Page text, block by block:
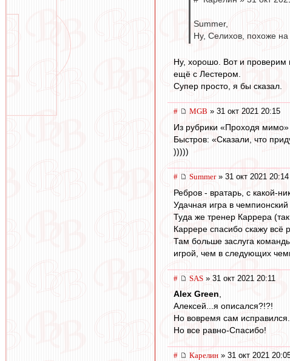
Summer,
Ну, Селихов, похоже на
Ну, хорошо. Вот и проверим
ещё с Лестером.
Супер просто, я бы сказал.
# MGB » 31 окт 2021 20:15
Из рубрики «Проходя мимо»
Быстров: «Сказали, что
)))))
# Summer» 31 окт 2021 20:14
Ребров - вратарь, с какой-
Удачная игра в
Туда же тренер Каррера
Каррере спасибо скажу всё
Там больше заслуга
игрой, чем в следующих
# SAS » 31 окт 2021 20:11
Alex Green
Алексей...я описался?!?!
Но вовремя сам исправился...
Но все равно-Спасибо!
# Карелин » 31 окт 2021